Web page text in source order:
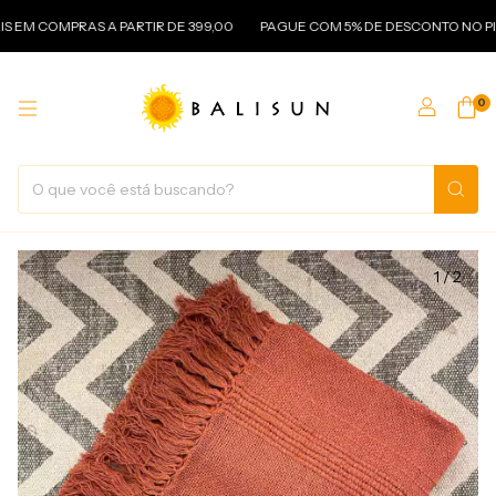
A PARTIR DE 399,00 PAGUE COM 5% DE DESCONTO NO PIX
0
1/2